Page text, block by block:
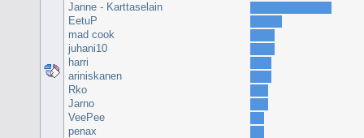
Janne - Karttaselain
EetuP
mad cook
juhani10
harri
ariniskanen
Rko
Jarno
VeePee
penax